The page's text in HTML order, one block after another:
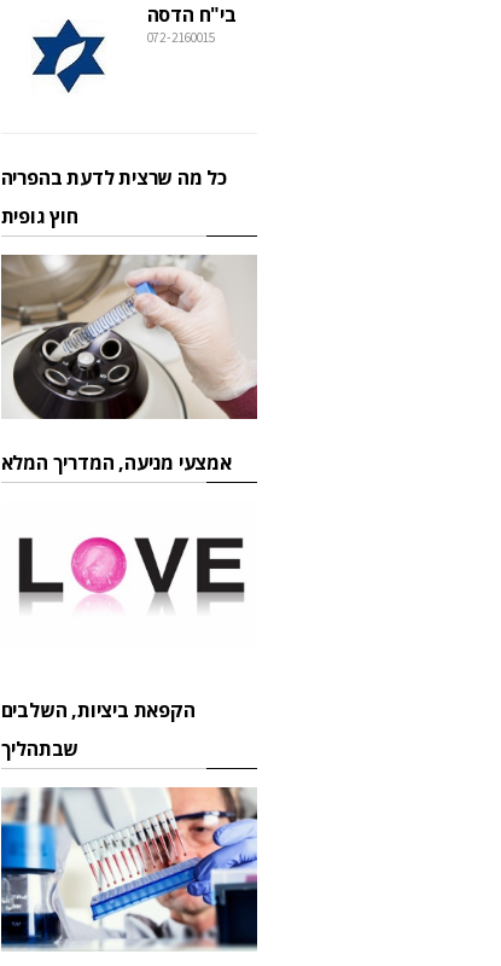
בי"ח הדסה
072-2160015
כל מה שרצית לדעת בהפריה
חוץ גופית
אמצעי מניעה, המדריך המלא
הקפאת ביציות, השלבים
שבתהליך